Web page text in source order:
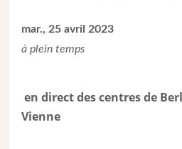
mar., 25 avril 2023
à plein temps
en direct des centres de
Vienne